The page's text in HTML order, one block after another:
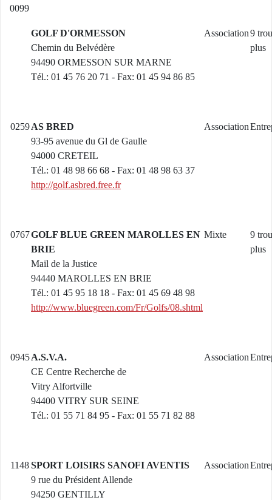
0099
GOLF D'ORMESSON
Chemin du Belvédère
94490 ORMESSON SUR MARNE
Tél.: 01 45 76 20 71 - Fax: 01 45 94 86 85
Association9
plus
0259AS BRED
93-95 avenue du Gl de Gaulle
94000 CRETEIL
Tél.: 01 48 98 66 68 - Fax: 01 48 98 63 37
http://golf.asbred.free.fr
Association
0767GOLF BLUE GREEN MAROLLES EN
BRIE
Mail de la Justice
94440 MAROLLES EN BRIE
Tél.: 01 45 95 18 18 - Fax: 01 45 69 48 98
http://www.bluegreen.com/Fr/Golfs/08.shtml
Mixte
9
plus
0945A.S.V.A.
CE Centre Recherche de
Vitry Alfortville
94400 VITRY SUR SEINE
Tél.: 01 55 71 84 95 - Fax: 01 55 71 82 88
Association
1148SPORT LOISIRS SANOFI AVENTIS
9 rue du Président Allende
94250 GENTILLY
Association